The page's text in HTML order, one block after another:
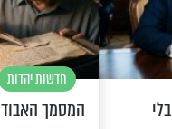
חדשות יהדות
המסמך